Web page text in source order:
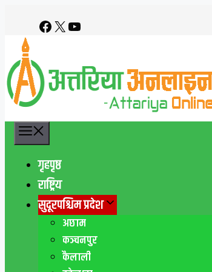
content
Facebook
X YouTube
गृहपृष्ठ
राष्ट्रिय
सुदूरपश्चिम प्रदेश
अछाम
कञ्चनपुर
कैलाली